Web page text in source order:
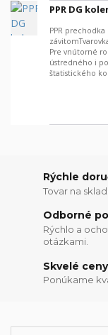
PPR DG
PPR
Pre vnútorné
ústredného i
štatistického
Rýchle
Tovar na
Odborné
Rýchlo a
otázkami.
Skvelé ceny
Ponúkame